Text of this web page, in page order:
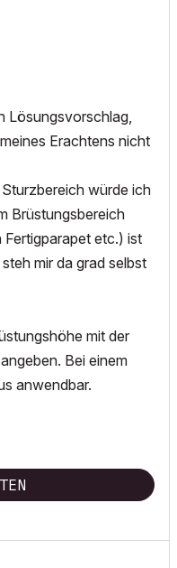
Lösungsvorschlag,
Erachtens nicht
würde ich
Brüstungsbereich
etc.) ist
mir da grad selbst
mit der
Bei einem
anwendbar.